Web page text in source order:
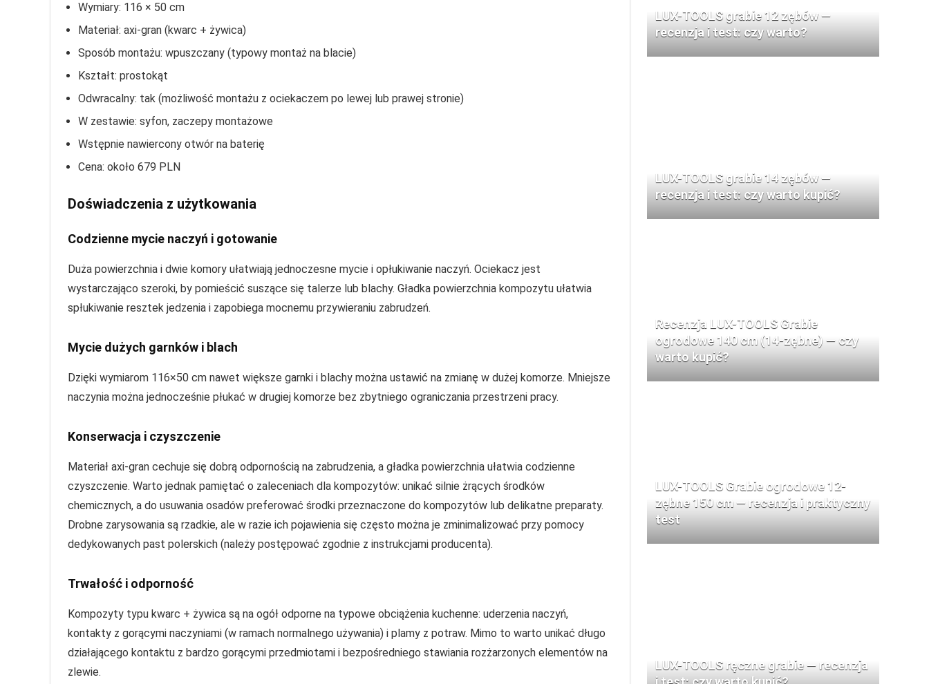
Wymiary: 116 × 50 cm
Materiał: axi-gran (kwarc + żywica)
Sposób montażu: wpuszczany (typowy montaż na blacie)
Kształt: prostokąt
Odwracalny: tak (możliwość montażu z ociekaczem po lewej lub prawej stronie)
W zestawie: syfon, zaczepy montażowe
Wstępnie nawiercony otwór na baterię
Cena: około 679 PLN
Doświadczenia z użytkowania
Codzienne mycie naczyń i gotowanie
Duża powierzchnia i dwie komory ułatwiają jednoczesne mycie i opłukiwanie naczyń. Ociekacz jest
wystarczająco szeroki, by pomieścić suszące się talerze lub blachy. Gładka powierzchnia kompozytu ułatwia
spłukiwanie resztek jedzenia i zapobiega mocnemu przywieraniu zabrudzeń.
Mycie dużych garnków i blach
Dzięki wymiarom 116×50 cm nawet większe garnki i blachy można ustawić na zmianę w dużej komorze. Mniejsze
naczynia można jednocześnie płukać w drugiej komorze bez zbytniego ograniczania przestrzeni pracy.
Konserwacja i czyszczenie
Materiał axi-gran cechuje się dobrą odpornością na zabrudzenia, a gładka powierzchnia ułatwia codzienne
czyszczenie. Warto jednak pamiętać o zaleceniach dla kompozytów: unikać silnie żrących środków
chemicznych, a do usuwania osadów preferować środki przeznaczone do kompozytów lub delikatne preparaty.
Drobne zarysowania są rzadkie, ale w razie ich pojawienia się często można je zminimalizować przy pomocy
dedykowanych past polerskich (należy postępować zgodnie z instrukcjami producenta).
Trwałość i odporność
Kompozyty typu kwarc + żywica są na ogół odporne na typowe obciążenia kuchenne: uderzenia naczyń,
kontakty z gorącymi naczyniami (w ramach normalnego używania) i plamy z potraw. Mimo to warto unikać długo
działającego kontaktu z bardzo gorącymi przedmiotami i bezpośredniego stawiania rozżarzonych elementów na
zlewie.
LUX-TOOLS grabie 12 zębów —
recenzja i test: czy warto?
LUX-TOOLS grabie 14 zębów —
recenzja i test: czy warto kupić?
Recenzja LUX-TOOLS Grabie
ogrodowe 140 cm (14-zębne) — czy
warto kupić?
LUX-TOOLS Grabie ogrodowe 12-
zębne 150 cm — recenzja i praktyczny
test
LUX-TOOLS ręczne grabie — recenzja